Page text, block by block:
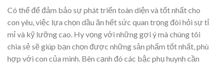
Có thể để đảm bảo sự phát triển toàn diện và tốt nhất cho
con yêu, việc lựa chọn dầu ăn hết sức quan trọng đòi hỏi sự tỉ
mỉ và kỹ lưỡng cao. Hy vọng với những gợi ý mà chúng tôi
chia sẻ sẽ giúp bạn chọn được những sản phẩm tốt nhất, phù
hợp với con của mình. Bên cạnh đó các bậc phụ huynh cần